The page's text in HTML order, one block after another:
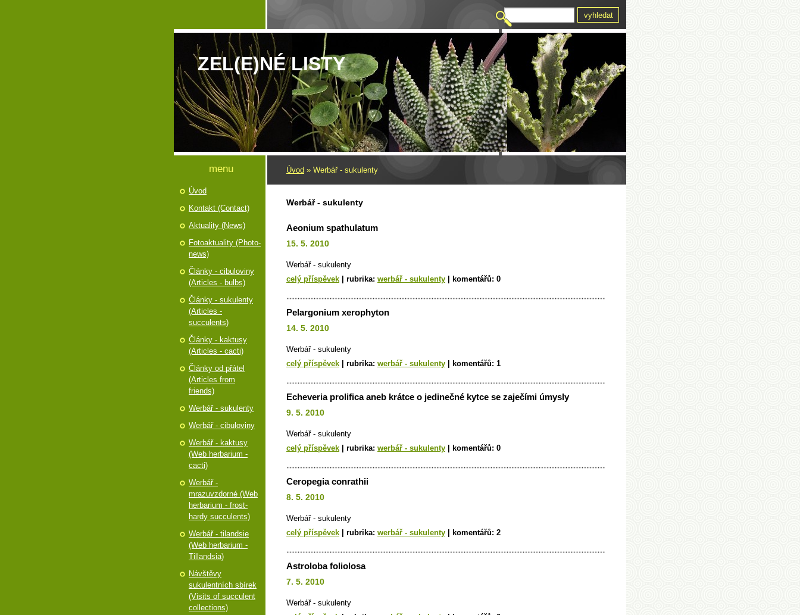
ZEL(E)NÉ LISTY
Úvod » Werbář - sukulenty
Werbář - sukulenty
Aeonium spathulatum
15. 5. 2010
Werbář - sukulenty
celý příspěvek
rubrika: werbář - sukulenty komentářů: 0
Pelargonium xerophyton
14. 5. 2010
Werbář - sukulenty
celý příspěvek
rubrika: werbář - sukulenty komentářů: 1
Echeveria prolifica aneb krátce o jedinečné kytce se zaječími úmysly
9. 5. 2010
Werbář - sukulenty
celý příspěvek
rubrika: werbář - sukulenty komentářů: 0
Ceropegia conrathii
8. 5. 2010
Werbář - sukulenty
celý příspěvek
rubrika: werbář - sukulenty komentářů: 2
Astroloba foliolosa
7. 5. 2010
Werbář - sukulenty
menu
Úvod
Kontakt (Contact)
Aktuality (News)
Fotoaktuality (Photo-
news)
Články - cibuloviny
(Articles - bulbs)
Články - sukulenty
(Articles -
succulents)
Články - kaktusy
(Articles - cacti)
Články od přátel
(Articles from
friends)
Werbář - sukulenty
Werbář - cibuloviny
Werbář - kaktusy
(Web herbarium -
cacti)
Werbář -
mrazuvzdorné (Web
herbarium - frost-
hardy succulents)
Werbář - tilandsie
(Web herbarium -
Tillandsia)
Návštěvy
sukulentních sbírek
(Visits of succulent
collections)